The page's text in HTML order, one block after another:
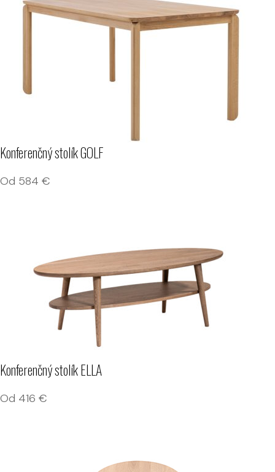
Konferenčný stolík GOLF
Od 584 €
Konferenčný stolík ELLA
Od 416 €